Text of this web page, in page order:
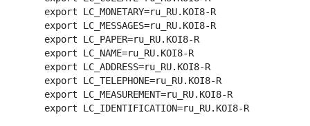
export LC_MONETARY=ru_RU.KOI8-R
export LC_MESSAGES=ru_RU.KOI8-R
export LC_PAPER=ru_RU.KOI8-R
export LC_NAME=ru_RU.KOI8-R
export LC_ADDRESS=ru_RU.KOI8-R
export LC_TELEPHONE=ru_RU.KOI8-R
export LC_MEASUREMENT=ru_RU.KOI8-R